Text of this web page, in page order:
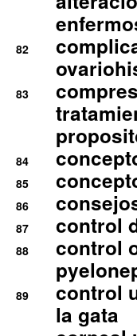
82
83
84
85
86
87 control
88
control
89
control
la gata